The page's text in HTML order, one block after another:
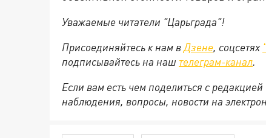
Уважаемые читатели "Царьграда"!
Присоединяйтесь к нам вДзене, соцсетях
подписывайтесь на наш телеграм-канал.
Если вам есть чем поделиться с
наблюдения, вопросы, новости на